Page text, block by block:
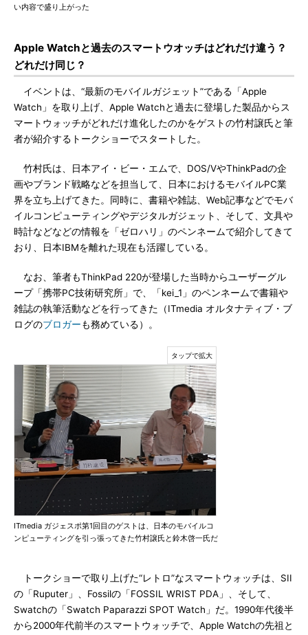
い内容で盛り上がった
Apple Watchと過去のスマートウオッチはどれだけ違う？
どれだけ同じ？
イベントは、“最新のモバイルガジェット”である「Apple
Watch」を取り上げ、Apple Watchと過去に登場した製品からス
マートウォッチがどれだけ進化したのかをゲストの竹村譲氏と筆
者が紹介するトークショーでスタートした。
竹村氏は、日本アイ・ビー・エムで、DOS/VやThinkPadの企
画やブランド戦略などを担当して、日本におけるモバイルPC業
界を立ち上げてきた。同時に、書籍や雑誌、Web記事などでモバ
イルコンピューティングやデジタルガジェット、そして、文具や
時計などなどの情報を「ゼロハリ」のペンネームで紹介してきて
おり、日本IBMを離れた現在も活躍している。
なお、筆者もThinkPad 220が登場した当時からユーザーグル
ープ「携帯PC技術研究所」で、「kei_1」のペンネームで書籍や
雑誌の執筆活動などを行ってきた（ITmedia オルタナティブ・ブ
ログのブロガーも務めている）。
ITmedia ガジェスポ第1回目のゲストは、日本のモバイルコ
ンピューティングを引っ張ってきた竹村譲氏と鈴木啓一氏だ
トークショーで取り上げた“レトロ”なスマートウォッチは、SII
の「Ruputer」、Fossilの「FOSSIL WRIST PDA」、そして、
Swatchの「Swatch Paparazzi SPOT Watch」だ。1990年代後半
から2000年代前半のスマートウォッチで、Apple Watchの先祖と